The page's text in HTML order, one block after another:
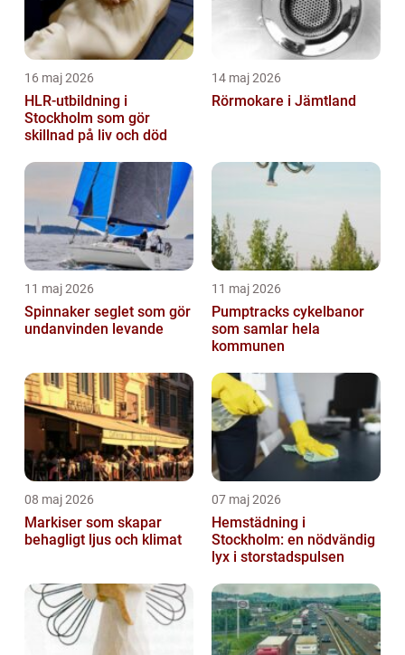
16 maj 2026
HLR-utbildning i
Stockholm som gör
skillnad på liv och död
14 maj 2026
Rörmokare i Jämtland
11 maj 2026
Spinnaker seglet som gör
undanvinden levande
11 maj 2026
Pumptracks cykelbanor
som samlar hela
kommunen
08 maj 2026
Markiser som skapar
behagligt ljus och klimat
07 maj 2026
Hemstädning i
Stockholm: en nödvändig
lyx i storstadspulsen